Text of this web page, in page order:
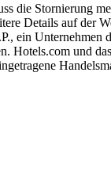
die Stornierung
Details auf der
ein Unternehmen
Hotels.com und